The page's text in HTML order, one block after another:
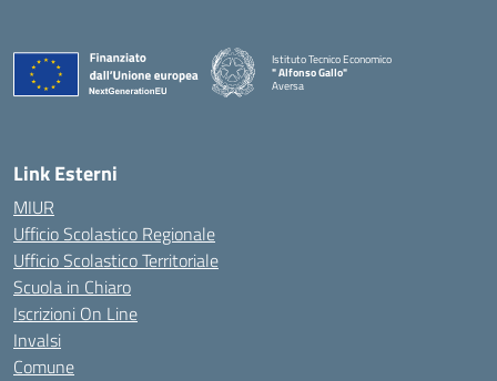
Istituto Tecnico Economico
" Alfonso Gallo"
Aversa
Link Esterni
MIUR
Ufficio Scolastico Regionale
Ufficio Scolastico Territoriale
Scuola in Chiaro
Iscrizioni On Line
Invalsi
Comune